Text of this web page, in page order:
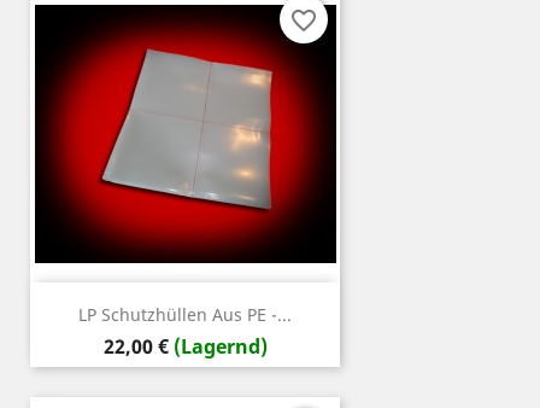
LP Schutzhüllen Aus PE -...
Preis
22,00 € (Lagernd)
favorite_border